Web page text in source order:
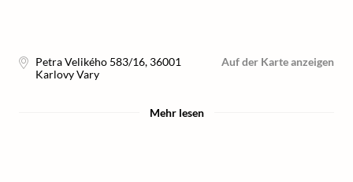
Petra Velikého 583/16, 36001
Karlovy Vary
Auf der Karte anzeigen
Mehr lesen